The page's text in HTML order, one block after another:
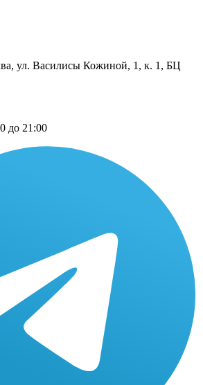
ул. Василисы Кожиной, 1, к. 1, БЦ
до 21:00